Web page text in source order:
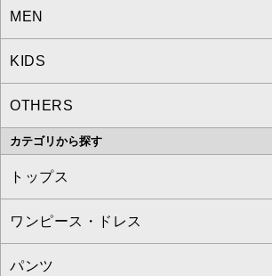
a.v.v
MICHEL KLEIN
MK MICHEL KLEIN
OFUON le MK
MEN
a.v.v
MICHEL KLEIN HOMME
MK MICHEL KLEIN HOMME
KIDS
a.v.v
OTHERS
MK MICHEL KLEIN BAG
カテゴリから探す
トップス
すべてのトップス
カットソー・Tシャツ
ワンピース・ドレス
すべてのワンピース・ドレス
パンツ